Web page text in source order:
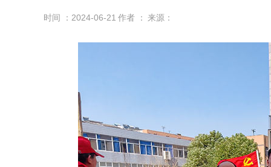
时间 ：2024-06-21 作者 ： 来源：